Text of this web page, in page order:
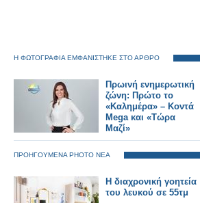
Η ΦΩΤΟΓΡΑΦΙΑ ΕΜΦΑΝΙΣΤΗΚΕ ΣΤΟ ΑΡΘΡΟ
Πρωινή ενημερωτική
ζώνη: Πρώτο το
«Καλημέρα» – Κοντά
Mega και «Τώρα
Μαζί»
ΠΡΟΗΓΟΥΜΕΝΑ PHOTO ΝΕΑ
Η διαχρονική γοητεία
του λευκού σε 55τμ